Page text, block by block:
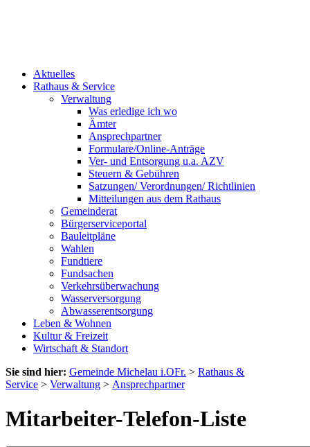
Aktuelles
Rathaus & Service
Verwaltung
Was erledige ich wo
Ämter
Ansprechpartner
Formulare/Online-Anträge
Ver- und Entsorgung u.a. AZV
Steuern & Gebühren
Satzungen/ Verordnungen/ Richtlinien
Mitteilungen aus dem Rathaus
Gemeinderat
Bürgerserviceportal
Bauleitpläne
Wahlen
Fundtiere
Fundsachen
Verkehrsüberwachung
Wasserversorgung
Abwasserentsorgung
Leben & Wohnen
Kultur & Freizeit
Wirtschaft & Standort
Sie sind hier: Gemeinde Michelau i.OFr. > Rathaus &
Service > Verwaltung > Ansprechpartner
Mitarbeiter-Telefon-Liste